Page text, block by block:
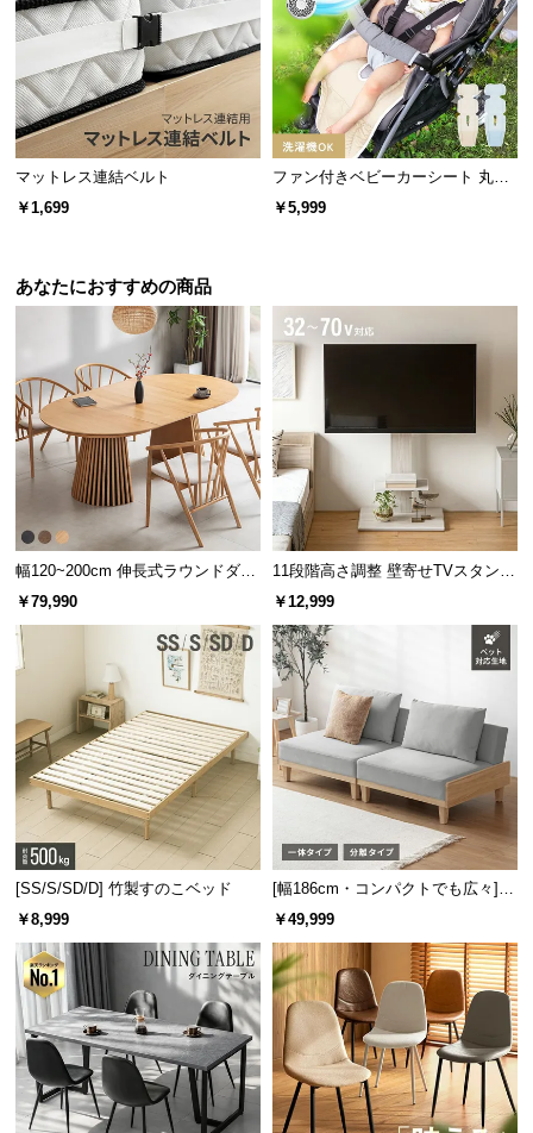
搬
経
路
に
つ
て
返
品・
ン
セ
ル
に
い
て
保
て
会
規
約
い
て
客
レジャー時の浮き輪やプールにも
小さい浮き輪から大型のプールまで全てに対応！お
庭や海などコンセントの無い場所でも使えて便利で
す。
場所を取らないコンパクト設計
手のひらサイズのコンパクト設計。場所を取らない
マットレス連結ベルト
￥1,699
ファン付きベビーカーシート 丸洗
いOK リモコン操作対応 通気性抜
￥5,999
あなたにおすすめの商品
幅120~200cm 伸長式ラウンドダイ
ニングテーブル 6人掛け 天然木突
￥79,990
11段階高さ調整 壁寄せTVスタンド
キャスター付き 上下左右角度調節
￥12,999
[SS/S/SD/D] 竹製すのこベッド
￥8,999
[幅186cm・コンパクトでも広々] 3
人掛けソファベッド リクライニン
￥49,999